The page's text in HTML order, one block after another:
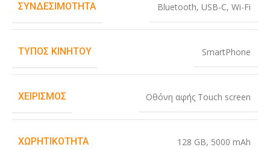
ΣΥΝΔΕΣΙΜΌΤΗΤΑ Bluetooth, USB-C, Wi-Fi
ΤΎΠΟΣ ΚΙΝΗΤΟΎ SmartPhone
ΧΕΙΡΙΣΜΌΣ Οθόνη αφής Touch screen
ΧΩΡΗΤΙΚΌΤΗΤΑ 128 GB, 5000 mAh